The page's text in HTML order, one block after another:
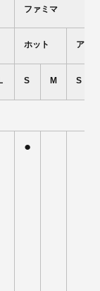
ファミマ
ホット アイ
S M S
●